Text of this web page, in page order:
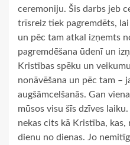
ceremoniju. Šis darbs jeb
trīsreiz tiek pagremdēts,
un pēc tam atkal izņemts
pagremdēšana ūdenī un
Kristības spēku un
nonāvēšana un pēc tam –
augšāmcelšanās. Gan
mūsos visu šīs dzīves
nekas cits kā Kristība, kas,
dienu no dienas. Jo